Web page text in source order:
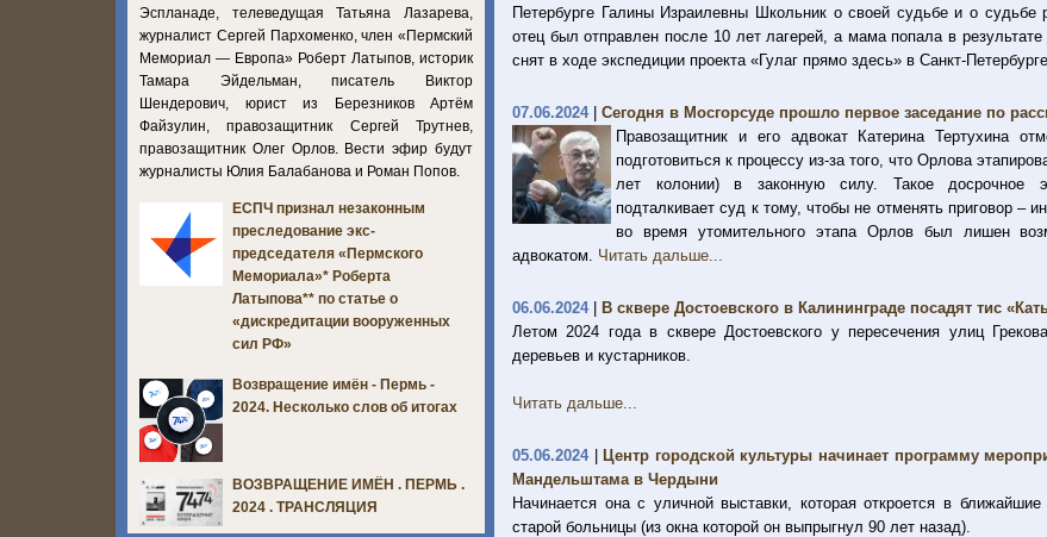
Петербурге Галины Израилевны Школьник о своей судьбе и о судьбе
отец был отправлен после 10 лет лагерей, а мама попала в
снят в ходе экспедиции проекта «Гулаг прямо здесь» в Санкт-
07.06.2024| Сегодня в Мосгорсуде прошло первое заседание по
Правозащитник и его адвокат Катерина Тертухина
подготовиться к процессу из-за того, что Орлова
лет колонии) в законную силу. Такое досрочное
подталкивает суд к тому, чтобы не отменять приговор –
во время утомительного этапа Орлов был лишен
адвокатом. Читать дальше...
06.06.2024|
В сквере Достоевского в Калининграде посадят тис
Летом 2024 года в сквере Достоевского у пересечения улиц
деревьев и кустарников.
Читать дальше...
05.06.2024|
Центр городской культуры начинает программу
Мандельштама в Чердыни
Начинается она с уличной выставки, которая откроется в
старой больницы (из окна которой он выпрыгнул 90 лет назад).
Эспланаде, телеведущая Татьяна Лазарева,
журналист Сергей Пархоменко, член «Пермский
Мемориал — Европа» Роберт Латыпов, историк
Тамара Эйдельман, писатель Виктор
Шендерович, юрист из Березников Артём
Файзулин, правозащитник Сергей Трутнев,
правозащитник Олег Орлов. Вести эфир будут
журналисты Юлия Балабанова и Роман Попов.
ЕСПЧ признал незаконным
преследование экс-
председателя «Пермского
Мемориала»* Роберта
Латыпова** по статье о
«дискредитации вооруженных
сил РФ»
Возвращение имён - Пермь -
2024. Несколько слов об итогах
ВОЗВРАЩЕНИЕ ИМЁН . ПЕРМЬ .
2024 . ТРАНСЛЯЦИЯ